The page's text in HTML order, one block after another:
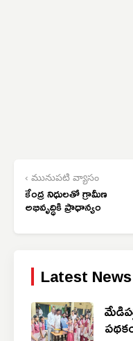
‹ మునుపటి వ్యాసం
కేంద్ర నిధులతో గ్రామీణ
అభివృద్ధికి ప్రాధాన్యం
Latest News